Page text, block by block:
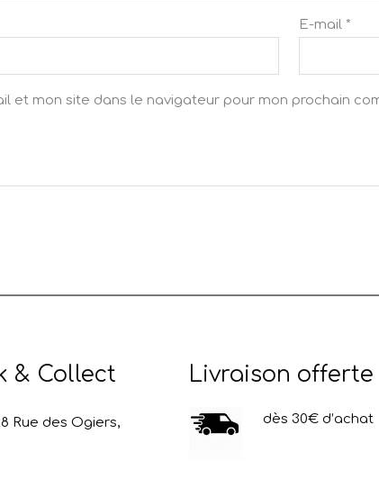
E-mail *
et mon site dans le navigateur pour mon prochain
& Collect
Rue des Ogiers,
Livraison offerte
dès 30€ d’achat